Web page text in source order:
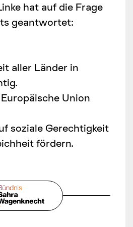
hat auf die Frage
geantwortet:
aller Länder in
Union
soziale Gerechtigkeit
fördern.